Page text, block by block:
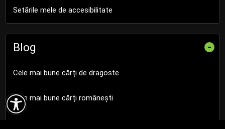

Setările mele de accesibilitate
Blog -
Cele mai bune cărți de dragoste
Cele mai bune cărți românești